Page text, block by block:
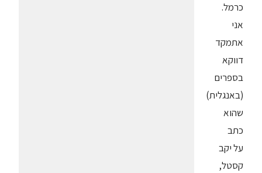
כרמל.
אני
אתמקד
דווקא
בספרים
(באנגלית)
שהוא
כתב
על יקב
קסטל,